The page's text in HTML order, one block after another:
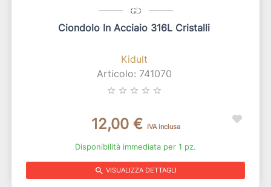
Ciondolo In Acciaio 316L Cristalli
Kidult
Articolo: 741070
star_border star_border star_border star_border star_border
12,00 € IVA inclusa
Disponibilità immediata per 1 pz.
search VISUALIZZA DETTAGLI